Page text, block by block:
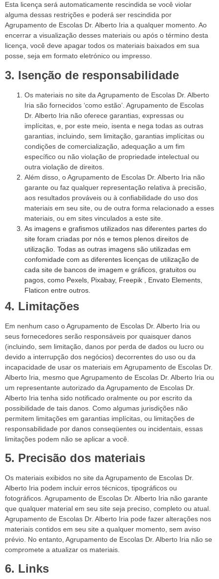
Esta licença será automaticamente rescindida se você violar
alguma dessas restrições e poderá ser rescindida por
Agrupamento de Escolas Dr. Alberto Iria a qualquer momento. Ao
encerrar a visualização desses materiais ou após o término desta
licença, você deve apagar todos os materiais baixados em sua
posse, seja em formato eletrónico ou impresso.
3. Isenção de responsabilidade
Os materiais no site da Agrupamento de Escolas Dr. Alberto
Iria são fornecidos ‘como estão’. Agrupamento de Escolas
Dr. Alberto Iria não oferece garantias, expressas ou
implícitas, e, por este meio, isenta e nega todas as outras
garantias, incluindo, sem limitação, garantias implícitas ou
condições de comercialização, adequação a um fim
específico ou não violação de propriedade intelectual ou
outra violação de direitos.
Além disso, o Agrupamento de Escolas Dr. Alberto Iria não
garante ou faz qualquer representação relativa à precisão,
aos resultados prováveis ​​ou à confiabilidade do uso dos
materiais em seu site, ou de outra forma relacionado a esses
materiais, ou em sites vinculados a este site.
As imagens e grafismos utilizados nas diferentes partes do
site foram criadas por nós e temos plenos direitos de
utilização. Todas as outras imagens são utilizadas em
confomidade com as diferentes licenças de utilização de
cada site de bancos de imagem e gráficos, gratuitos ou
pagos, como Pexels, Pixabay, Freepik , Envato Elements,
Flaticon entre outros.
4. Limitações
Em nenhum caso o Agrupamento de Escolas Dr. Alberto Iria ou
seus fornecedores serão responsáveis ​​por quaisquer danos
(incluindo, sem limitação, danos por perda de dados ou lucro ou
devido a interrupção dos negócios) decorrentes do uso ou da
incapacidade de usar os materiais em Agrupamento de Escolas Dr.
Alberto Iria, mesmo que Agrupamento de Escolas Dr. Alberto Iria ou
um representante autorizado da Agrupamento de Escolas Dr.
Alberto Iria tenha sido notificado oralmente ou por escrito da
possibilidade de tais danos. Como algumas jurisdições não
permitem limitações em garantias implícitas, ou limitações de
responsabilidade por danos conseqüentes ou incidentais, essas
limitações podem não se aplicar a você.
5. Precisão dos materiais
Os materiais exibidos no site da Agrupamento de Escolas Dr.
Alberto Iria podem incluir erros técnicos, tipográficos ou
fotográficos. Agrupamento de Escolas Dr. Alberto Iria não garante
que qualquer material em seu site seja preciso, completo ou atual.
Agrupamento de Escolas Dr. Alberto Iria pode fazer alterações nos
materiais contidos em seu site a qualquer momento, sem aviso
prévio. No entanto, Agrupamento de Escolas Dr. Alberto Iria não se
compromete a atualizar os materiais.
6. Links